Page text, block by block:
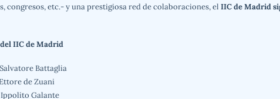
congresos, etc.- y una prestigiosa red de colaboraciones, el IIC de Madrid
IIC de Madrid
Battaglia
de Zuani
Ippolito Galante